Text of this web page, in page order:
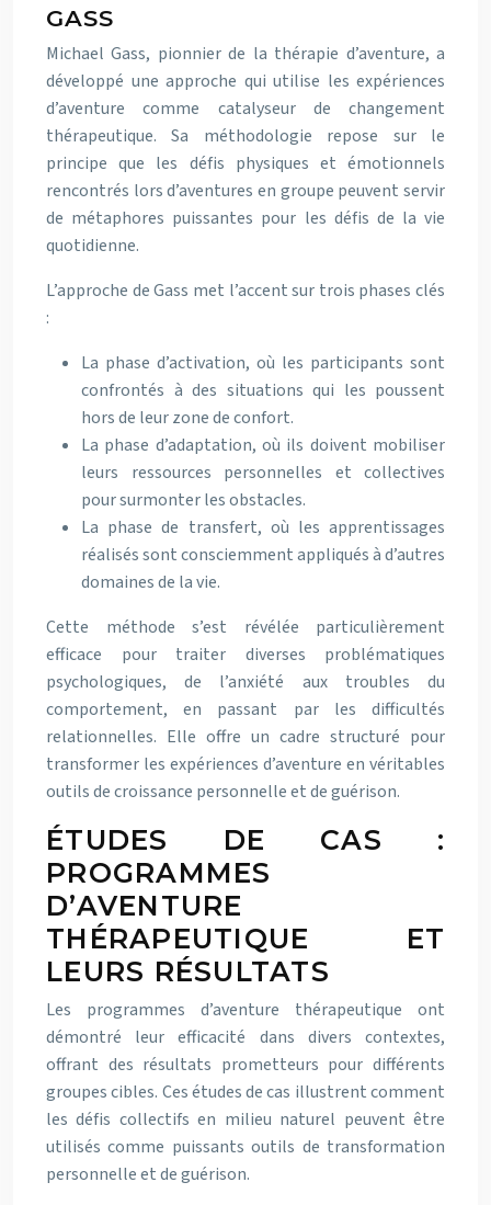
GASS
Michael Gass, pionnier de la thérapie d’aventure, a
développé une approche qui utilise les expériences
d’aventure comme catalyseur de changement
thérapeutique. Sa méthodologie repose sur le
principe que les défis physiques et émotionnels
rencontrés lors d’aventures en groupe peuvent servir
de métaphores puissantes pour les défis de la vie
quotidienne.
L’approche de Gass met l’accent sur trois phases clés
:
La phase d’activation, où les participants sont
confrontés à des situations qui les poussent
hors de leur zone de confort.
La phase d’adaptation, où ils doivent mobiliser
leurs ressources personnelles et collectives
pour surmonter les obstacles.
La phase de transfert, où les apprentissages
réalisés sont consciemment appliqués à d’autres
domaines de la vie.
Cette méthode s’est révélée particulièrement
efficace pour traiter diverses problématiques
psychologiques, de l’anxiété aux troubles du
comportement, en passant par les difficultés
relationnelles. Elle offre un cadre structuré pour
transformer les expériences d’aventure en véritables
outils de croissance personnelle et de guérison.
ÉTUDES DE CAS :
PROGRAMMES
D’AVENTURE
THÉRAPEUTIQUE ET
LEURS RÉSULTATS
Les programmes d’aventure thérapeutique ont
démontré leur efficacité dans divers contextes,
offrant des résultats prometteurs pour différents
groupes cibles. Ces études de cas illustrent comment
les défis collectifs en milieu naturel peuvent être
utilisés comme puissants outils de transformation
personnelle et de guérison.